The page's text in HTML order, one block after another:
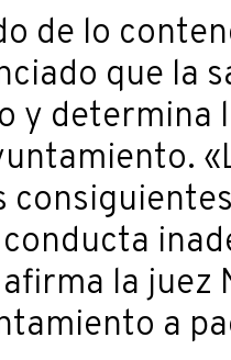
de lo
que la
y determina
la juez
a